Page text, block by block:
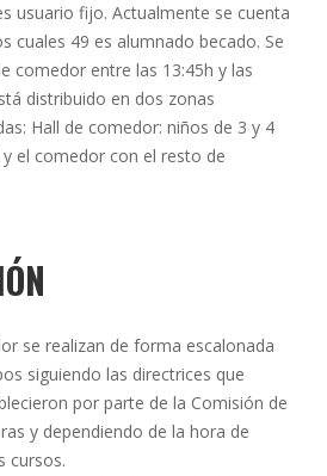
usuario fijo. Actualmente se cuenta
cuales 49 es alumnado becado. Se
comedor entre las 13:45h y las
distribuido en dos zonas
Hall de comedor: niños de 3 y 4
y el comedor con el resto de
se realizan de forma escalonada
siguiendo las directrices que
por parte de la Comisión de
y dependiendo de la hora de
cursos.